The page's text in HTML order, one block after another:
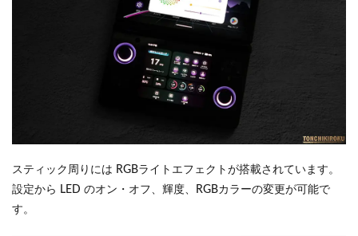
スティック周りには RGBライトエフェクトが搭載されています。
設定から LED のオン・オフ、輝度、RGBカラーの変更が可能で
す。